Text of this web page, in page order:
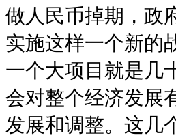
做人民币掉期，政
实施这样一个新的
一个大项目就是几
会对整个经济发展
发展和调整。这几